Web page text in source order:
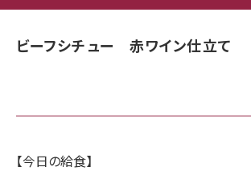
ビーフシチュー 赤ワイン仕立て
【今日の給食】